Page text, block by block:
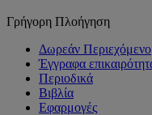
Γρήγορη Πλοήγηση
Δωρεάν Περιεχόμενο
Έγγραφα
Περιοδικά
Βιβλία
Εφαρμογές